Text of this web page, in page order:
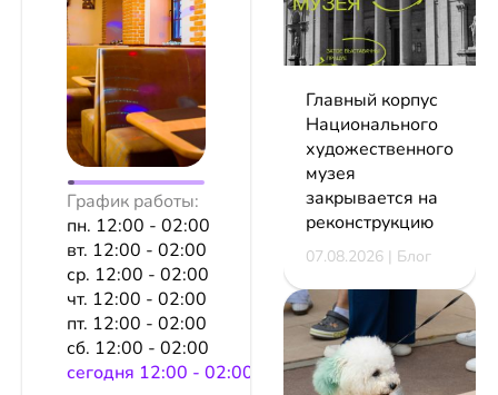
График работы:
пн. 12:00 - 02:00
вт. 12:00 - 02:00
ср. 12:00 - 02:00
чт. 12:00 - 02:00
пт. 12:00 - 02:00
сб. 12:00 - 02:00
сeгодня 12:00 - 02:00
Главный корпус
Национального
художественного
музея
закрывается на
реконструкцию
07.08.2026 | Блог